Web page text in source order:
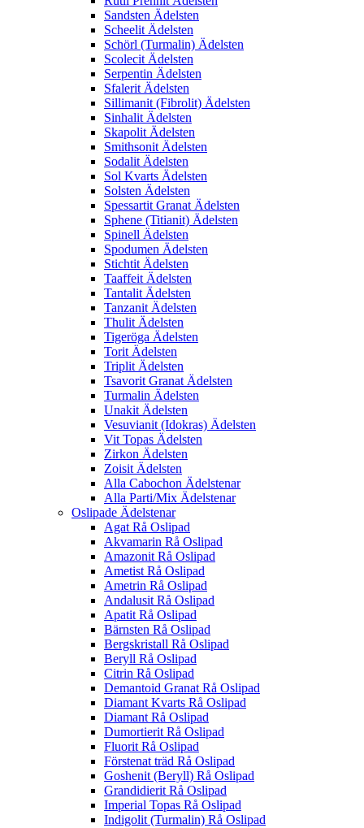
Sandsten Ädelsten
Scheelit Ädelsten
Schörl (Turmalin) Ädelsten
Scolecit Ädelsten
Serpentin Ädelsten
Sfalerit Ädelsten
Sillimanit (Fibrolit) Ädelsten
Sinhalit Ädelsten
Skapolit Ädelsten
Smithsonit Ädelsten
Sodalit Ädelsten
Sol Kvarts Ädelsten
Solsten Ädelsten
Spessartit Granat Ädelsten
Sphene (Titianit) Ädelsten
Spinell Ädelsten
Spodumen Ädelsten
Stichtit Ädelsten
Taaffeit Ädelsten
Tantalit Ädelsten
Tanzanit Ädelsten
Thulit Ädelsten
Tigeröga Ädelsten
Torit Ädelsten
Triplit Ädelsten
Tsavorit Granat Ädelsten
Turmalin Ädelsten
Unakit Ädelsten
Vesuvianit (Idokras) Ädelsten
Vit Topas Ädelsten
Zirkon Ädelsten
Zoisit Ädelsten
Alla Cabochon Ädelstenar
Alla Parti/Mix Ädelstenar
Oslipade Ädelstenar
Agat Rå Oslipad
Akvamarin Rå Oslipad
Amazonit Rå Oslipad
Ametist Rå Oslipad
Ametrin Rå Oslipad
Andalusit Rå Oslipad
Apatit Rå Oslipad
Bärnsten Rå Oslipad
Bergskristall Rå Oslipad
Beryll Rå Oslipad
Citrin Rå Oslipad
Demantoid Granat Rå Oslipad
Diamant Kvarts Rå Oslipad
Diamant Rå Oslipad
Dumortierit Rå Oslipad
Fluorit Rå Oslipad
Förstenat träd Rå Oslipad
Goshenit (Beryll) Rå Oslipad
Grandidierit Rå Oslipad
Imperial Topas Rå Oslipad
Indigolit (Turmalin) Rå Oslipad